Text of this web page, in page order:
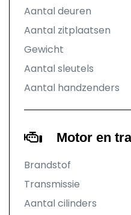
Aantal deuren
Aantal zitplaatsen
Gewicht
Aantal sleutels
Aantal handzenders
Motor en
Brandstof
Transmissie
Aantal cilinders